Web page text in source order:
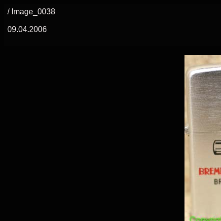
/ Image_0038
09.04.2006